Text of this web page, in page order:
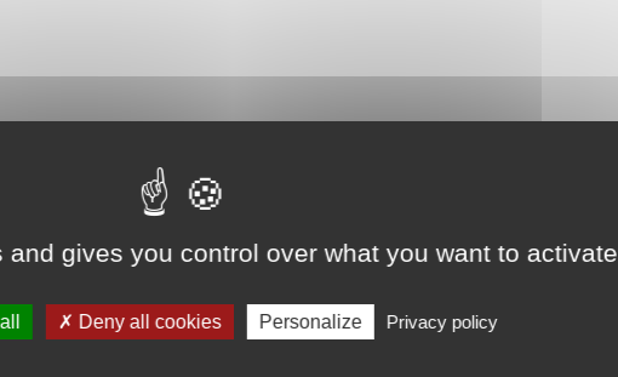
gives you control over what you want to activate
Deny all cookies Personalize Privacy policy